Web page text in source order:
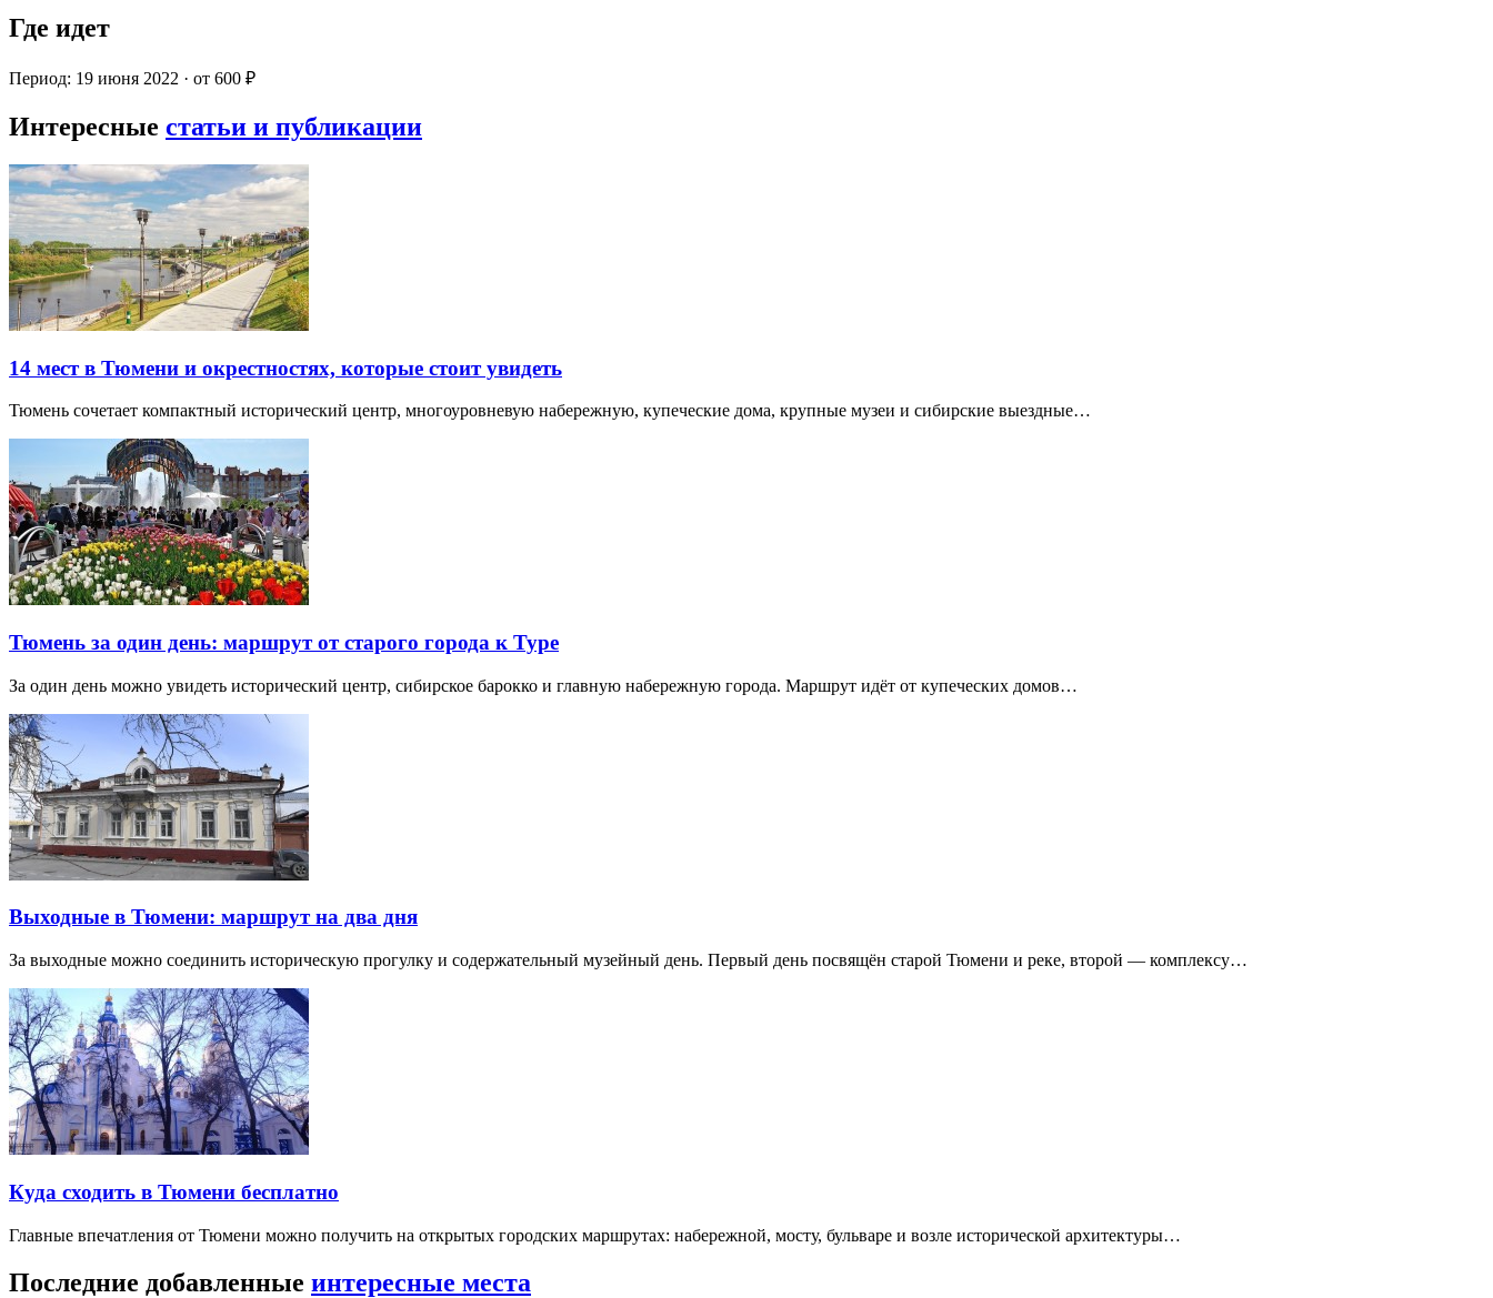
Где идет
Период: 19 июня 2022 · от 600 ₽
Интересные статьи и публикации
14 мест в Тюмени и окрестностях, которые стоит увидеть
Тюмень сочетает компактный исторический центр, многоуровневую набережную, купеческие дома, крупные музеи и сибирские выездные…
Тюмень за один день: маршрут от старого города к Туре
За один день можно увидеть исторический центр, сибирское барокко и главную набережную города. Маршрут идёт от купеческих домов…
Выходные в Тюмени: маршрут на два дня
За выходные можно соединить историческую прогулку и содержательный музейный день. Первый день посвящён старой Тюмени и реке, второй — комплексу…
Куда сходить в Тюмени бесплатно
Главные впечатления от Тюмени можно получить на открытых городских маршрутах: набережной, мосту, бульваре и возле исторической архитектуры…
Последние добавленные интересные места